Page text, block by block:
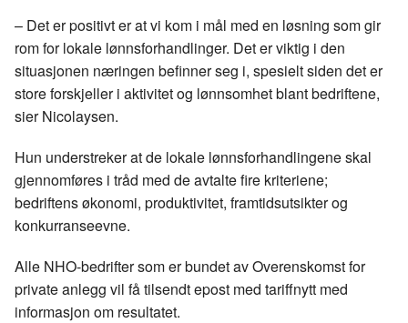
– Det er positivt er at vi kom i mål med en løsning som gir
rom for lokale lønnsforhandlinger. Det er viktig i den
situasjonen næringen befinner seg i, spesielt siden det er
store forskjeller i aktivitet og lønnsomhet blant bedriftene,
sier Nicolaysen.
Hun understreker at de lokale lønnsforhandlingene skal
gjennomføres i tråd med de avtalte fire kriteriene;
bedriftens økonomi, produktivitet, framtidsutsikter og
konkurranseevne.
Alle NHO-bedrifter som er bundet av Overenskomst for
private anlegg vil få tilsendt epost med tariffnytt med
informasjon om resultatet.